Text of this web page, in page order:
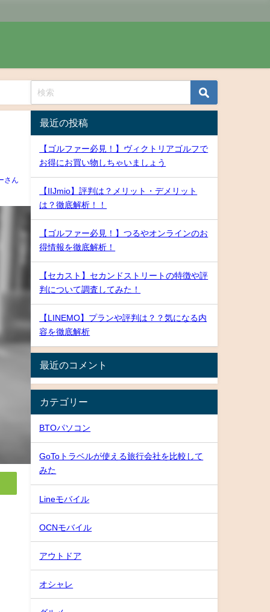
さん
最近の投稿
【ゴルファー必見！】ヴィクトリアゴルフで
お得にお買い物しちゃいましょう
【IIJmio】評判は？メリット・デメリット
は？徹底解析！！
【ゴルファー必見！】つるやオンラインのお
得情報を徹底解析！
【セカスト】セカンドストリートの特徴や評
判について調査してみた！
【LINEMO】プランや評判は？？気になる内
容を徹底解析
最近のコメント
カテゴリー
BTOパソコン
GoToトラベルが使える旅行会社を比較して
みた
Lineモバイル
OCNモバイル
アウトドア
オシャレ